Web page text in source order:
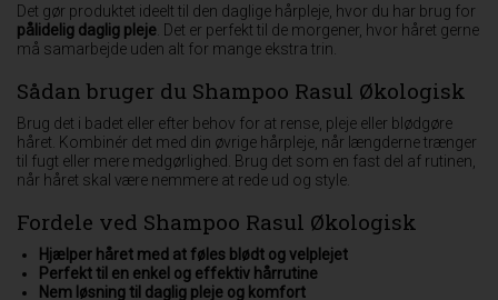
Det gør produktet ideelt til den daglige hårpleje, hvor du har brug for
pålidelig daglig pleje . Det er perfekt til de morgener, hvor håret gerne
må samarbejde uden alt for mange ekstra trin.
Sådan bruger du Shampoo Rasul Økologisk
Brug det i badet eller efter behov for at rense, pleje eller blødgøre
håret. Kombinér det med din øvrige hårpleje, når længderne trænger
til fugt eller mere medgørlighed. Brug det som en fast del af rutinen,
når håret skal være nemmere at rede ud og style.
Fordele ved Shampoo Rasul Økologisk
Hjælper håret med at føles blødt og velplejet
Perfekt til en enkel og effektiv hårrutine
Nem løsning til daglig pleje og komfort